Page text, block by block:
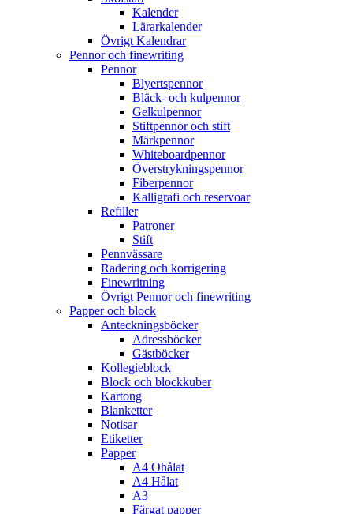
Kalender
Lärarkalender
Övrigt Kalendrar
Pennor och finewriting
Pennor
Blyertspennor
Bläck- och kulpennor
Gelkulpennor
Stiftpennor och stift
Märkpennor
Whiteboardpennor
Överstrykningspennor
Fiberpennor
Kalligrafi och reservoar
Refiller
Patroner
Stift
Pennvässare
Radering och korrigering
Finewritning
Övrigt Pennor och finewriting
Papper och block
Anteckningsböcker
Adressböcker
Gästböcker
Kollegieblock
Block och blockkuber
Kartong
Blanketter
Notisar
Etiketter
Papper
A4 Ohålat
A4 Hålat
A3
Färgat papper